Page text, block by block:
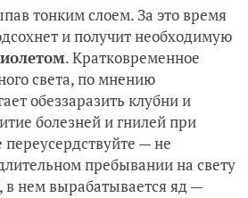
тонким слоем. За это время
и получит необходимую
. Кратковременное
света, по мнению
обеззаразить клубни и
болезней и гнилей при
— не
пребывании на свету
в нем вырабатывается яд —